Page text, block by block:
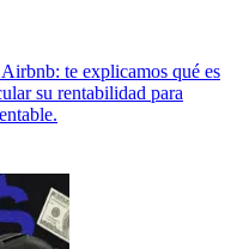
te explicamos qué es
su rentabilidad para